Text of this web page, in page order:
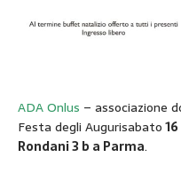
ADA Onlus – associazione
Festa degli Augurisabato
Rondani 3 b a Parma.